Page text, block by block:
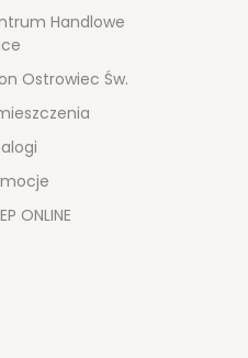
Handlowe
Ostrowiec Św.
ONLINE